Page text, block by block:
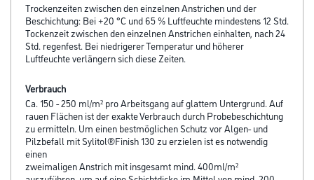
Trockenzeiten zwischen den einzelnen Anstrichen und der
Beschichtung: Bei +20 °C und 65 % Luftfeuchte mindestens 12 Std.
Tockenzeit zwischen den einzelnen Anstrichen einhalten, nach 24
Std. regenfest. Bei niedrigerer Temperatur und höherer
Luftfeuchte verlängern sich diese Zeiten.
Verbrauch
Ca. 150 - 250 ml/m² pro Arbeitsgang auf glattem Untergrund. Auf
rauen Flächen ist der exakte Verbrauch durch Probebeschichtung
zu ermitteln. Um einen bestmöglichen Schutz vor Algen- und
Pilzbefall mit Sylitol®Finish 130 zu erzielen ist es notwendig
einen
zweimaligen Anstrich mit insgesamt mind. 400ml/m²